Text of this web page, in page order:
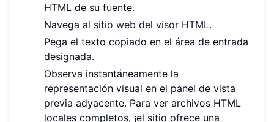
HTML de su fuente.
Navega al sitio web del visor HTML.
Pega el texto copiado en el área de entrada
designada.
Observa instantáneamente la
representación visual en el panel de vista
previa adyacente. Para ver archivos HTML
locales completos, ¡el sitio ofrece una